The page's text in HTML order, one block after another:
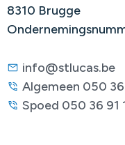
8310 Brugge
info@stlucas.be
Algemeen 050 36
Spoed 050 36 91